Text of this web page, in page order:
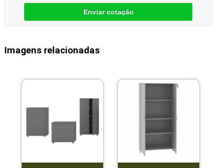
Enviar cotação
Imagens relacionadas